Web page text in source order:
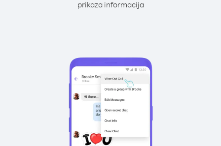
prikaza informacija